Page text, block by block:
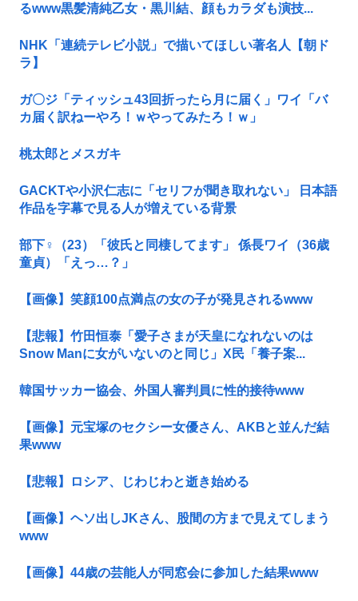
るwww黒髪清純乙女・黒川結、顔もカラダも演技...
NHK「連続テレビ小説」で描いてほしい著名人【朝ド
ラ】
ガ〇ジ「ティッシュ43回折ったら月に届く」ワイ「バ
カ届く訳ねーやろ！ｗやってみたろ！ｗ」
桃太郎とメスガキ
GACKTや小沢仁志に「セリフが聞き取れない」 日本語
作品を字幕で見る人が増えている背景
部下♀（23）「彼氏と同棲してます」 係長ワイ（36歳
童貞）「えっ…？」
【画像】笑顔100点満点の女の子が発見されるwww
【悲報】竹田恒泰「愛子さまが天皇になれないのは
Snow Manに女がいないのと同じ」X民「養子案...
韓国サッカー協会、外国人審判員に性的接待www
【画像】元宝塚のセクシー女優さん、AKBと並んだ結
果www
【悲報】ロシア、じわじわと逝き始める
【画像】ヘソ出しJKさん、股間の方まで見えてしまう
www
【画像】44歳の芸能人が同窓会に参加した結果www